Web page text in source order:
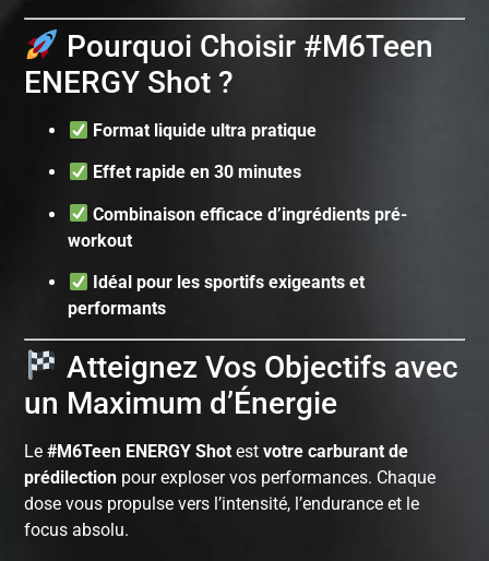
Pourquoi Choisir #M6Teen
ENERGY Shot ?
Format liquide ultra pratique
Effet rapide en 30 minutes
Combinaison efficace d’ingrédients pré-
workout
Idéal pour les sportifs exigeants et
performants
Atteignez Vos Objectifs avec
un Maximum d’Énergie
Le#M6Teen ENERGY Shot estvotre carburant de
prédilection pour exploser vos performances. Chaque
dose vous propulse vers l’intensité, l’endurance et le
focus absolu.